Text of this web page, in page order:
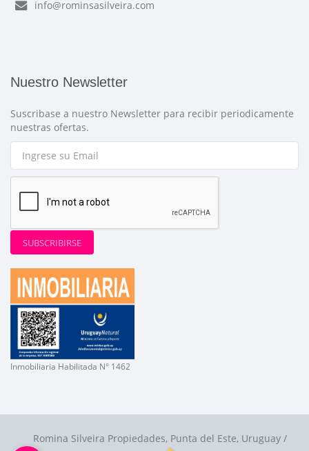
info@rominsasilveira.com
Nuestro Newsletter
Suscribase a nuestro Newsletter para recibir periodicamente
nuestras ofertas.
SUBSCRIBIRSE
Inmobiliaria Habilitada N° 1462
Romina Silveira Propiedades, Punta del Este, Uruguay /